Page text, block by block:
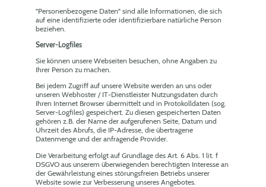
"Personenbezogene Daten" sind alle Informationen, die sich
auf eine identifizierte oder identifizierbare natürliche Person
beziehen.
Server-Logfiles
Sie können unsere Webseiten besuchen, ohne Angaben zu
Ihrer Person zu machen.
Bei jedem Zugriff auf unsere Website werden an uns oder
unseren Webhoster / IT-Dienstleister Nutzungsdaten durch
Ihren Internet Browser übermittelt und in Protokolldaten (sog.
Server-Logfiles) gespeichert. Zu diesen gespeicherten Daten
gehören z.B. der Name der aufgerufenen Seite, Datum und
Uhrzeit des Abrufs, die IP-Adresse, die übertragene
Datenmenge und der anfragende Provider.
Die Verarbeitung erfolgt auf Grundlage des Art. 6 Abs. 1 lit. f
DSGVO aus unserem überwiegenden berechtigten Interesse an
der Gewährleistung eines störungsfreien Betriebs unserer
Website sowie zur Verbesserung unseres Angebotes.